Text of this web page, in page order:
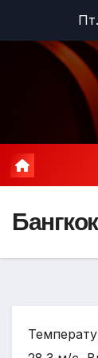
содержимому
Бангкок